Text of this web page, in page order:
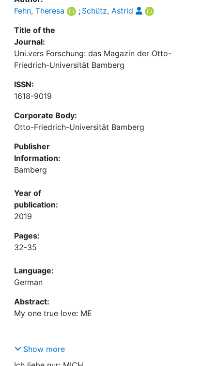
Fehn, Theresa
; Schütz, Astrid
Title of the
Journal:
Uni.vers Forschung: das Magazin der Otto-
Friedrich-Universität Bamberg
ISSN:
1618-9019
Corporate Body:
Otto-Friedrich-Universität Bamberg
Publisher
Information:
Bamberg
Year of
publication:
2019
Pages:
32-35
Language:
German
Abstract:
Show more